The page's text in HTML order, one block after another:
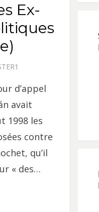
Ex-
d’appel
avait
1998 les
contre
qu’il
« des…